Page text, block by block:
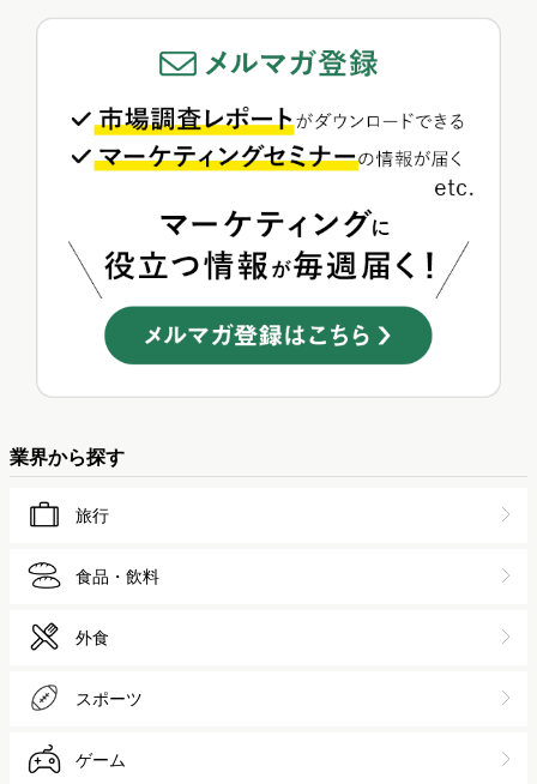
業界から探す
旅行
食品・飲料
外食
スポーツ
ゲーム